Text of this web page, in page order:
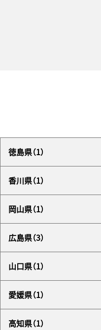
徳島県（1）
香川県（1）
岡山県（1）
広島県（3）
山口県（1）
愛媛県（1）
高知県（1）